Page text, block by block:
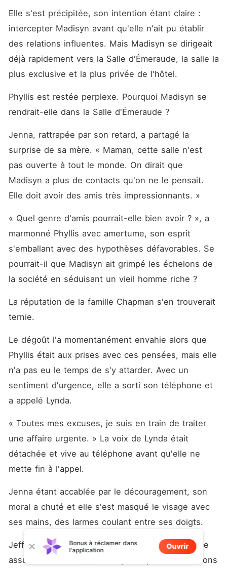
Elle s'est précipitée, son intention étant claire :
intercepter Madisyn avant qu'elle n'ait pu établir
des relations influentes. Mais Madisyn se dirigeait
déjà rapidement vers la Salle d'Émeraude, la salle la
plus exclusive et la plus privée de l'hôtel.
Phyllis est restée perplexe. Pourquoi Madisyn se
rendrait-elle dans la Salle d'Émeraude ?
Jenna, rattrapée par son retard, a partagé la
surprise de sa mère. « Maman, cette salle n'est
pas ouverte à tout le monde. On dirait que
Madisyn a plus de contacts qu'on ne le pensait.
Elle doit avoir des amis très impressionnants. »
« Quel genre d'amis pourrait-elle bien avoir ? », a
marmonné Phyllis avec amertume, son esprit
s'emballant avec des hypothèses défavorables. Se
pourrait-il que Madisyn ait grimpé les échelons de
la société en séduisant un vieil homme riche ?
La réputation de la famille Chapman s'en trouverait
ternie.
Le dégoût l'a momentanément envahie alors que
Phyllis était aux prises avec ces pensées, mais elle
n'a pas eu le temps de s'y attarder. Avec un
sentiment d'urgence, elle a sorti son téléphone et
a appelé Lynda.
« Toutes mes excuses, je suis en train de traiter
une affaire urgente. » La voix de Lynda était
détachée et vive au téléphone avant qu'elle ne
mette fin à l'appel.
Jenna étant accablée par le découragement, son
moral a chuté et elle s'est masqué le visage avec
ses mains, des larmes coulant entre ses doigts.
Jeffry l'a enlacée, sa voix empreinte d'une douce
assurance. « Jenna, ne t'inquiète pas. Nous aurons
Bonus à réclamer dans
l'application
Ouvrir